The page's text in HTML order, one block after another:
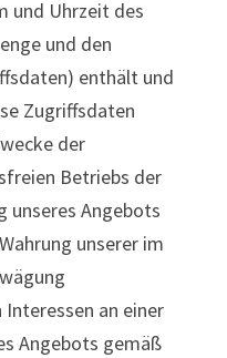
und Uhrzeit des
und den
enthält und
Zugriffsdaten
der
Betriebs der
unseres Angebots
unserer im
an einer
Angebots gemäß